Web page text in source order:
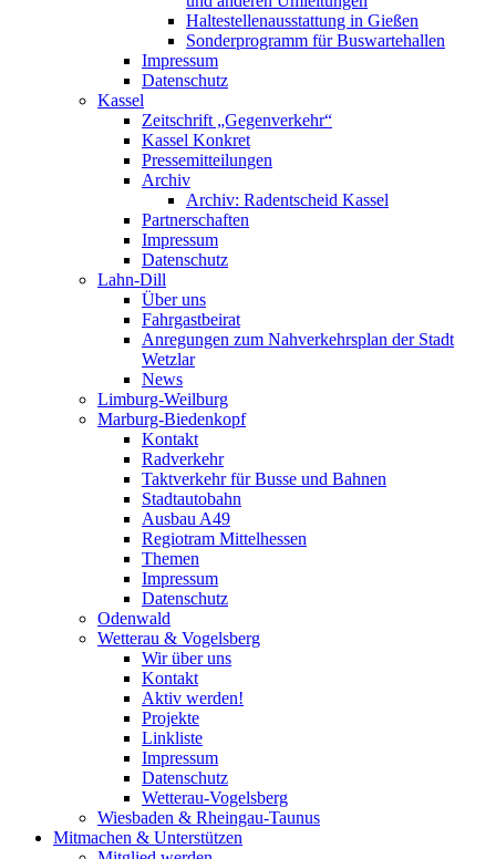
Haltestellenausstattung in Gießen
Sonderprogramm für Buswartehallen
Impressum
Datenschutz
Kassel
Zeitschrift „Gegenverkehr“
Kassel Konkret
Pressemitteilungen
Archiv
Archiv: Radentscheid Kassel
Partnerschaften
Impressum
Datenschutz
Lahn-Dill
Über uns
Fahrgastbeirat
Anregungen zum Nahverkehrsplan der Stadt
Wetzlar
News
Limburg-Weilburg
Marburg-Biedenkopf
Kontakt
Radverkehr
Taktverkehr für Busse und Bahnen
Stadtautobahn
Ausbau A49
Regiotram Mittelhessen
Themen
Impressum
Datenschutz
Odenwald
Wetterau & Vogelsberg
Wir über uns
Kontakt
Aktiv werden!
Projekte
Linkliste
Impressum
Datenschutz
Wetterau-Vogelsberg
Wiesbaden & Rheingau-Taunus
Mitmachen & Unterstützen